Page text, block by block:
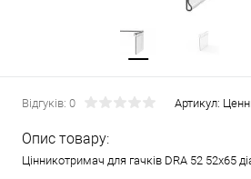
Відгуків: 0 Артикул:
Опис товару:
Цінникотримач для гачків DRA 52 52x65